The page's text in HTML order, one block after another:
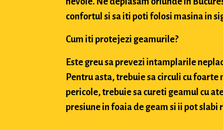
confortul si sa iti poti folosi masina in
Cum iti protejezi geamurile?
Este greu sa prevezi intamplarile
Pentru asta, trebuie sa circuli cu
pericole, trebuie sa cureti geamul cu
presiune in foaia de geam si ii pot slabi